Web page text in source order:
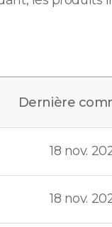
Dernière
18 nov.
18 nov.